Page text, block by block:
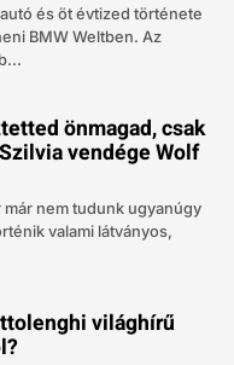
és öt évtized története
BMW Weltben. Az
önmagad, csak
vendége Wolf
nem tudunk ugyanúgy
valami látványos,
világhírű